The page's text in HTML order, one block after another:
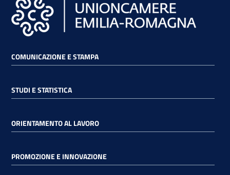
Chi
Seguici
su
COMUNICAZIONE E STAMPA
STUDI E STATISTICA
ORIENTAMENTO AL LAVORO
PROMOZIONE E INNOVAZIONE